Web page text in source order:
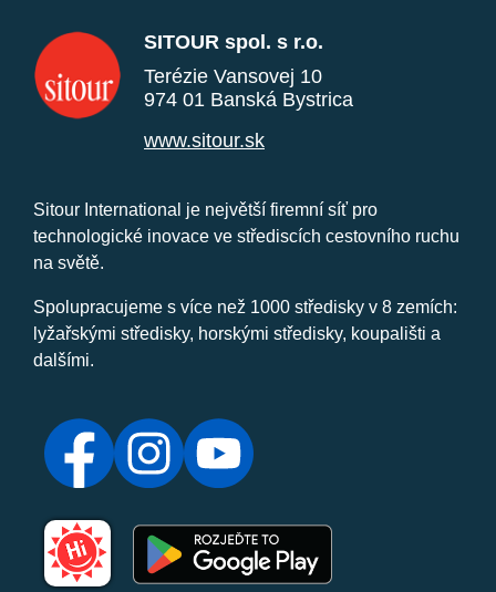
SITOUR spol. s r.o.
Terézie Vansovej 10
974 01 Banská Bystrica
www.sitour.sk
Sitour International je největší firemní síť pro
technologické inovace ve střediscích cestovního ruchu
na světě.
Spolupracujeme s více než 1000 středisky v 8 zemích:
lyžařskými středisky, horskými středisky, koupališti a
dalšími.